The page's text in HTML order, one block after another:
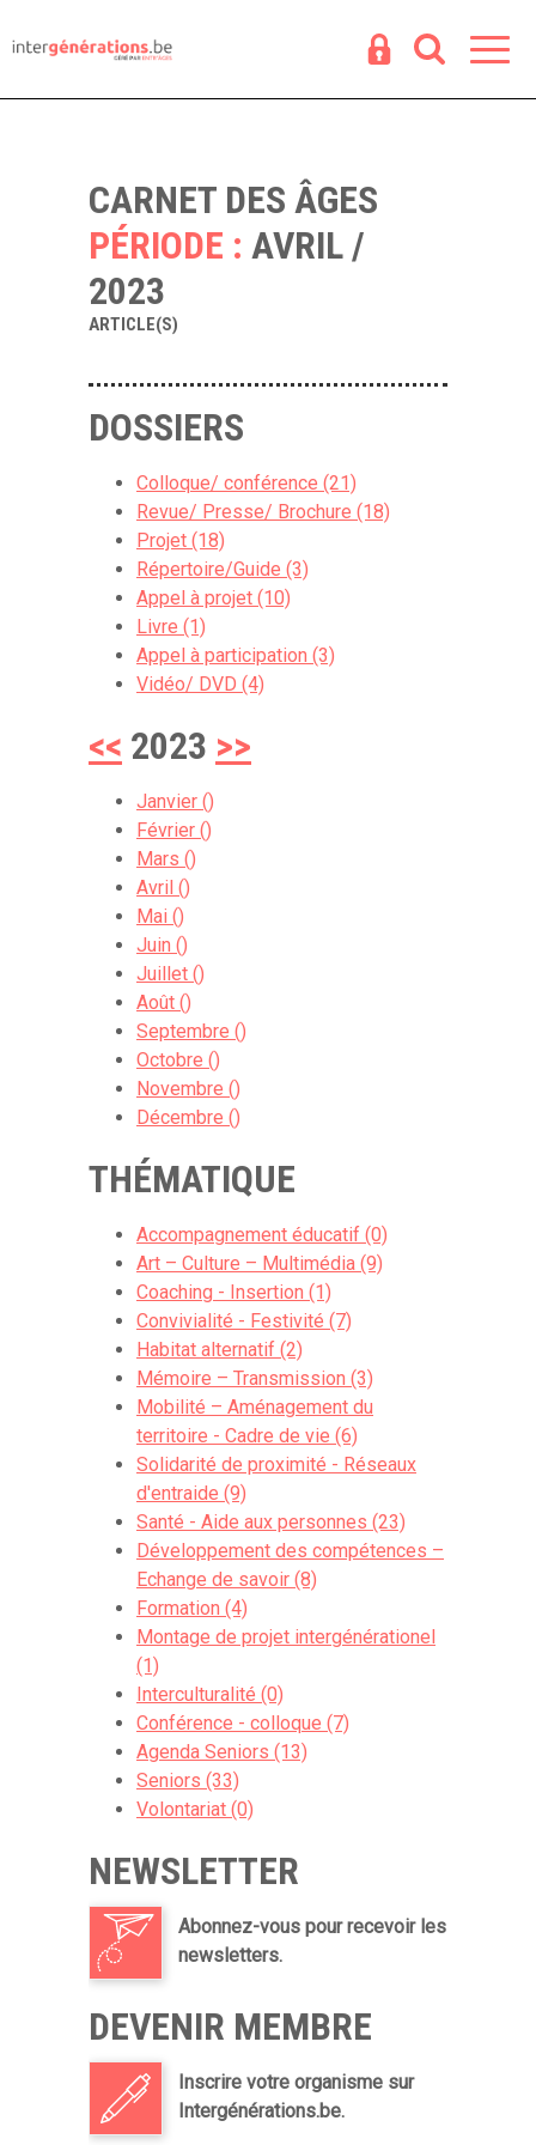
CARNET DES ÂGES
PÉRIODE : AVRIL /
2023
ARTICLE(S)
DOSSIERS
Colloque/ conférence (21)
Revue/ Presse/ Brochure (18)
Projet (18)
Répertoire/Guide (3)
Appel à projet (10)
Livre (1)
Appel à participation (3)
Vidéo/ DVD (4)
<< 2023 >>
Janvier ()
Février ()
Mars ()
Avril ()
Mai ()
Juin ()
Juillet ()
Août ()
Septembre ()
Octobre ()
Novembre ()
Décembre ()
THÉMATIQUE
Accompagnement éducatif (0)
Art – Culture – Multimédia (9)
Coaching - Insertion (1)
Convivialité - Festivité (7)
Habitat alternatif (2)
Mémoire – Transmission (3)
Mobilité – Aménagement du
territoire - Cadre de vie (6)
Solidarité de proximité - Réseaux
d'entraide (9)
Santé - Aide aux personnes (23)
Développement des compétences –
Echange de savoir (8)
Formation (4)
Montage de projet intergénérationel
(1)
Interculturalité (0)
Conférence - colloque (7)
Agenda Seniors (13)
Seniors (33)
Volontariat (0)
NEWSLETTER
Abonnez-vous pour recevoir les
newsletters.
DEVENIR MEMBRE
Inscrire votre organisme sur
Intergénérations.be.